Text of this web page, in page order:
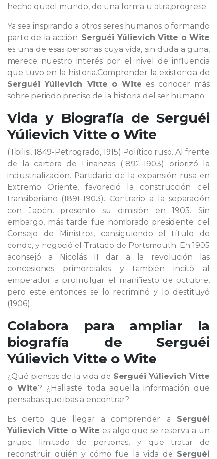
hecho queel mundo, de una forma u otra,progrese.
Ya sea inspirando a otros seres humanos o formando
parte de la acción. Serguéi Yúlievich Vitte o Wite
es una de esas personas cuya vida, sin duda alguna,
merece nuestro interés por el nivel de influencia
que tuvo en la historia.Comprender la existencia de
Serguéi Yúlievich Vitte o Wite es conocer más
sobre periodo preciso de la historia del ser humano.
Vida y Biografía de Serguéi
Yúlievich Vitte o Wite
(Tbilisi, 1849-Petrogrado, 1915) Político ruso. Al frente
de la cartera de Finanzas (1892-1903) priorizó la
industrialización. Partidario de la expansión rusa en
Extremo Oriente, favoreció la construcción del
transiberiano (1891-1903). Contrario a la separación
con Japón, presentó su dimisión en 1903. Sin
embargo, más tarde fue nombrado presidente del
Consejo de Ministros, consiguiendo el título de
conde, y negoció el Tratado de Portsmouth. En 1905
aconsejó a Nicolás II dar a la revolución las
concesiones primordiales y también incitó al
emperador a promulgar el manifiesto de octubre,
pero este entonces se lo recriminó y lo destituyó
(1906).
Colabora para ampliar la
biografía de Serguéi
Yúlievich Vitte o Wite
¿Qué piensas de la vida de Serguéi Yúlievich Vitte
o Wite? ¿Hallaste toda aquella información que
pensabas que ibas a encontrar?
Es cierto que llegar a comprender a Serguéi
Yúlievich Vitte o Wite es algo que se reserva a un
grupo limitado de personas, y que tratar de
reconstruir quién y cómo fue la vida de Serguéi